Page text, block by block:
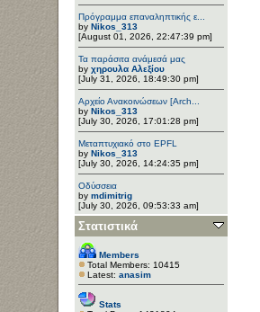
Πρόγραμμα επαναληπτικής ε...
by Nikos_313
[August 01, 2026, 22:47:39 pm]
Τα παράσιτα ανάμεσά μας
by χηρουλα Αλεξίου
[July 31, 2026, 18:49:30 pm]
Αρχείο Ανακοινώσεων [Arch...
by Nikos_313
[July 30, 2026, 17:01:28 pm]
Μεταπτυχιακό στο EPFL
by Nikos_313
[July 30, 2026, 14:24:35 pm]
Οδύσσεια
by mdimitrig
[July 30, 2026, 09:53:33 am]
Στατιστικά
Members
Total Members: 10415
Latest: anasim
Stats